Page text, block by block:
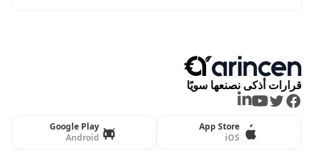
قرارات أذكى نصنعها سويًا
Facebook
Twitter
Youtube
LinkedIn
App Store
iOS
Google Play
Android